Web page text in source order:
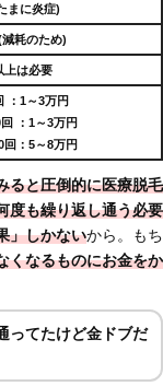
まに炎症)
耗のため)
上は必要
：1～3万円
：1～3万円
回：5～8万円
ると圧倒的に医療脱毛
度も繰り返し通う必要
」しかないから。もち
くなるものにお金をか
ってたけど金ドブだ